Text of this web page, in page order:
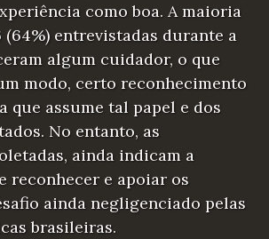
como boa. A maioria
(64%) entrevistadas durante a
algum cuidador, o que
modo, certo reconhecimento
que assume tal papel e dos
No entanto, as
ainda indicam a
reconhecer e apoiar os
ainda negligenciado pelas
brasileiras.